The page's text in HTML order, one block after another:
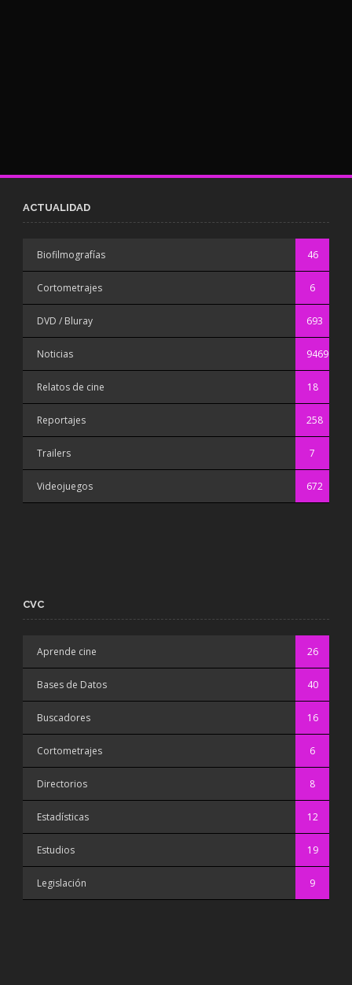
ACTUALIDAD
Biofilmografías 46
Cortometrajes 6
DVD / Bluray 693
Noticias 9469
Relatos de cine 18
Reportajes 258
Trailers 7
Videojuegos 672
CVC
Aprende cine 26
Bases de Datos 40
Buscadores 16
Cortometrajes 6
Directorios 8
Estadísticas 12
Estudios 19
Legislación 9